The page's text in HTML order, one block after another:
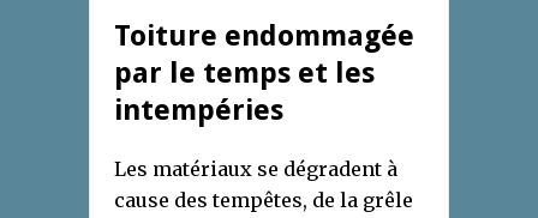
Toiture endommagée
par le temps et les
intempéries
Les matériaux se dégradent à
cause des tempêtes, de la grêle